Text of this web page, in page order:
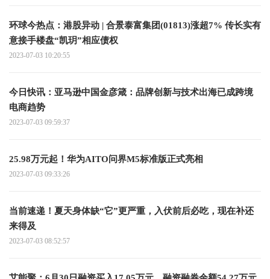
环球今热点：港股异动 | 合景泰富集团(01813)涨超7% 传长实有
意接手楼盘“凯玥”相应债权
2023-07-03 10:20:55
今日快讯：亚马逊中国金彦箴：品牌创新与技术出海已成跨境
电商趋势
2023-07-03 09:59:37
25.98万元起！华为AITO问界M5标准版正式亮相
2023-07-03 09:33:26
当前速递！夏天身体缺“它”更严重，入伏前后必吃，现在补还
来得及
2023-07-03 08:52:57